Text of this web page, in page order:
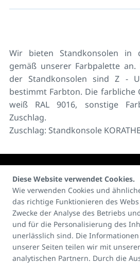
Wir bieten Standkonsolen in
gemäß unserer Farbpalette an.
der Standkonsolen sind Z -
bestimmt Farbton. Die
weiß RAL 9016, sonstige
Zuschlag.
Zuschlag: Standkonsole
Kontakte:
E-mail
Diese Website verwendet Cookies.
Wie verwenden Cookies und
das richtige Funktionieren des
Zwecke der Analyse des Betriebs
und für die Personalisierung des
unerlässlich sind. Die
unserer Seiten teilen wir mit
analytischen Partnern. Durch die